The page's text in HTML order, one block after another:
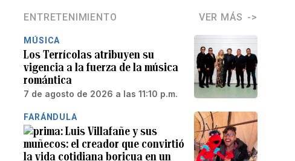
ENTRETENIMIENTO VER MÁS
MÚSICA
Los Terrícolas atribuyen su
vigencia a la fuerza de la música
romántica
7 de agosto de 2026 a las 11:10 p.m.
FARÁNDULA
Luis Villafañe y sus
muñecos: el creador que convirtió
la vida cotidiana boricua en un